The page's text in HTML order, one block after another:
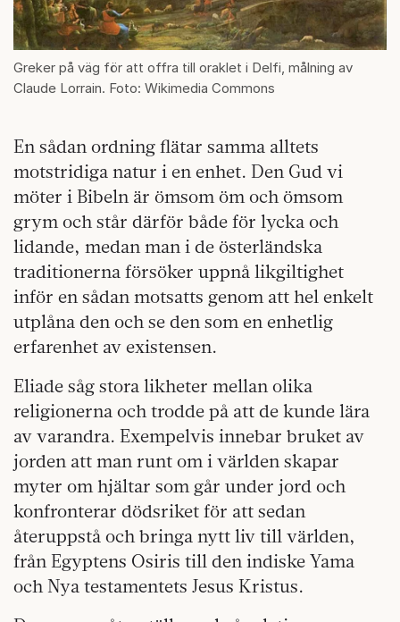
Greker på väg för att offra till oraklet i Delfi, målning av
Claude Lorrain. Foto: Wikimedia Commons
En sådan ordning flätar samma alltets
motstridiga natur i en enhet. Den Gud vi
möter i Bibeln är ömsom öm och ömsom
grym och står därför både för lycka och
lidande, medan man i de österländska
traditionerna försöker uppnå likgiltighet
inför en sådan motsatts genom att hel enkelt
utplåna den och se den som en enhetlig
erfarenhet av existensen.
Eliade såg stora likheter mellan olika
religionerna och trodde på att de kunde lära
av varandra. Exempelvis innebar bruket av
jorden att man runt om i världen skapar
myter om hjältar som går under jord och
konfronterar dödsriket för att sedan
återuppstå och bringa nytt liv till världen,
från Egyptens Osiris till den indiske Yama
och Nya testamentets Jesus Kristus.